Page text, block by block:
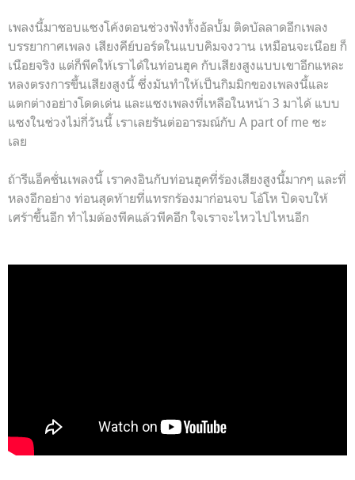
เพลงนี้มาชอบแซงโค้งตอนช่วงฟังทั้งอัลบั้ม ติดบัลลาดอีกเพลง
บรรยากาศเพลง เสียงคีย์บอร์ดในแบบคิมจงวาน เหมือนจะเนือย ก็
เนือยจริง แต่ก็พีคให้เราได้ในท่อนฮุค กับเสียงสูงแบบเขาอีกแหละ
หลงตรงการขึ้นเสียงสูงนี้ ซึ่งมันทำให้เป็นกิมมิกของเพลงนี้และ
แตกต่างอย่างโดดเด่น และแซงเพลงที่เหลือในหน้า 3 มาได้ แบบ
แซงในช่วงไม่กี่วันนี้ เราเลยรันต่ออารมณ์กับ A part of me ซะ
เลย
ถ้ารีแอ็คชั่นเพลงนี้ เราคงอินกับท่อนฮุคที่ร้องเสียงสูงนี้มากๆ และที่
หลงอีกอย่าง ท่อนสุดท้ายที่แทรกร้องมาก่อนจบ โอ้โห ปิดจบให้
เศร้าขึ้นอีก ทำไมต้องพีคแล้วพีคอีก ใจเราจะไหวไปไหนอีก